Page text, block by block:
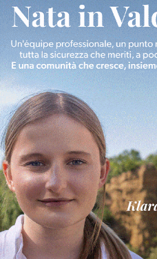
Cronaca 3 Agosto 2026
Scomparso da una
Fiorentino l’uomo che
Levane nel 2020
Cronaca 4 Agosto 2026
Un anno fa la strage in
Gianni, Giulia e
processo, lo stop ai
Articolo precedente
Giochiamocela a scacchi: il progetto di
sensibilizzazione contro il gioco
d’azzardo nei comuni del Valdarno